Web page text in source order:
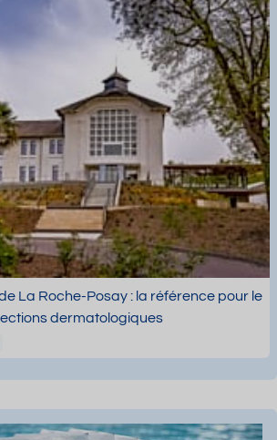
La Roche-Posay : la référence pour le
dermatologiques